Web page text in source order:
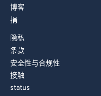
博客
捐
隐私
条款
安全性与合规性
接触
status